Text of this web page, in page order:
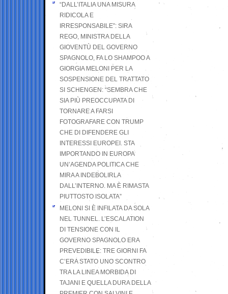
“DALL’ITALIA UNA MISURA
RIDICOLA E
IRRESPONSABILE”: SIRA
REGO, MINISTRA DELLA
GIOVENTÙ DEL GOVERNO
SPAGNOLO, FA LO SHAMPOO A
GIORGIA MELONI PER LA
SOSPENSIONE DEL TRATTATO
SI SCHENGEN: “SEMBRA CHE
SIA PIÙ PREOCCUPATA DI
TORNARE A FARSI
FOTOGRAFARE CON TRUMP
CHE DI DIFENDERE GLI
INTERESSI EUROPEI. STA
IMPORTANDO IN EUROPA
UN’AGENDA POLITICA CHE
MIRA A INDEBOLIRLA
DALL’INTERNO. MA È RIMASTA
PIUTTOSTO ISOLATA”
MELONI SI È INFILATA DA SOLA
NEL TUNNEL. L’ESCALATION
DI TENSIONE CON IL
GOVERNO SPAGNOLO ERA
PREVEDIBILE: TRE GIORNI FA
C’ERA STATO UNO SCONTRO
TRA LA LINEA MORBIDA DI
TAJANI E QUELLA DURA DELLA